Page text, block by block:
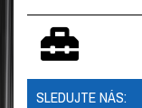
SLEDUJTE NÁS: